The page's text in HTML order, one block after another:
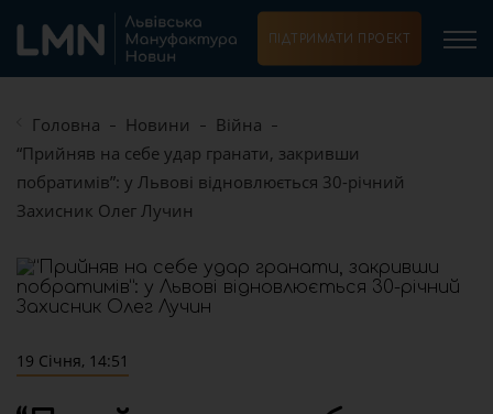
ПІДТРИМАТИ ПРОЕКТ
Головна Новини
Війна
“Прийняв на себе удар гранати, закривши
побратимів”: у Львові відновлюється 30-річний
Захисник Олег Лучин
19 Січня, 14:51